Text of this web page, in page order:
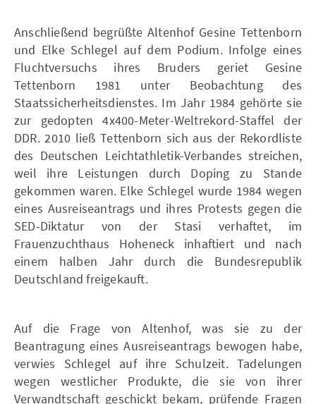
Anschließend begrüßte Altenhof Gesine Tettenborn
und Elke Schlegel auf dem Podium. Infolge eines
Fluchtversuchs ihres Bruders geriet Gesine
Tettenborn 1981 unter Beobachtung des
Staatssicherheitsdienstes. Im Jahr 1984 gehörte sie
zur gedopten 4x400-Meter-Weltrekord-Staffel der
DDR. 2010 ließ Tettenborn sich aus der Rekordliste
des Deutschen Leichtathletik-Verbandes streichen,
weil ihre Leistungen durch Doping zu Stande
gekommen waren. Elke Schlegel wurde 1984 wegen
eines Ausreiseantrags und ihres Protests gegen die
SED-Diktatur von der Stasi verhaftet, im
Frauenzuchthaus Hoheneck inhaftiert und nach
einem halben Jahr durch die Bundesrepublik
Deutschland freigekauft.
Auf die Frage von Altenhof, was sie zu der
Beantragung eines Ausreiseantrags bewogen habe,
verwies Schlegel auf ihre Schulzeit. Tadelungen
wegen westlicher Produkte, die sie von ihrer
Verwandtschaft geschickt bekam, prüfende Fragen